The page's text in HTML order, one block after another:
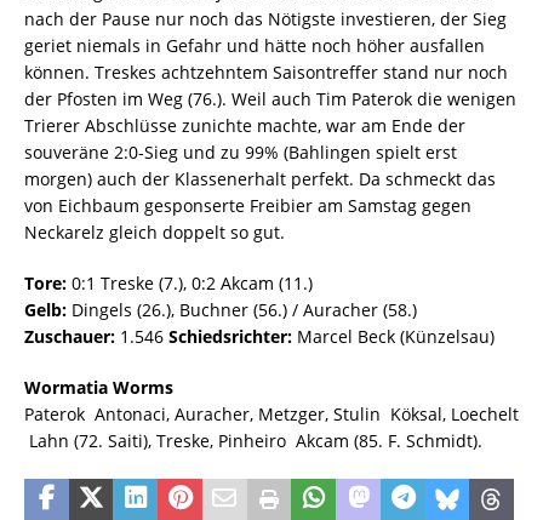
nach der Pause nur noch das Nötigste investieren, der Sieg
geriet niemals in Gefahr und hätte noch höher ausfallen
können. Treskes achtzehntem Saisontreffer stand nur noch
der Pfosten im Weg (76.). Weil auch Tim Paterok die wenigen
Trierer Abschlüsse zunichte machte, war am Ende der
souveräne 2:0-Sieg und zu 99% (Bahlingen spielt erst
morgen) auch der Klassenerhalt perfekt. Da schmeckt das
von Eichbaum gesponserte Freibier am Samstag gegen
Neckarelz gleich doppelt so gut.
Tore: 0:1 Treske (7.), 0:2 Akcam (11.)
Gelb: Dingels (26.), Buchner (56.) / Auracher (58.)
Zuschauer: 1.546 Schiedsrichter: Marcel Beck (Künzelsau)
Wormatia Worms
Paterok  Antonaci, Auracher, Metzger, Stulin  Köksal, Loechelt
 Lahn (72. Saiti), Treske, Pinheiro  Akcam (85. F. Schmidt).